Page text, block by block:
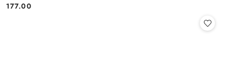
Cena:
177.00